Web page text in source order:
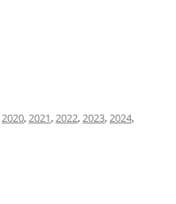
2020,2021,2022,2023,2024,